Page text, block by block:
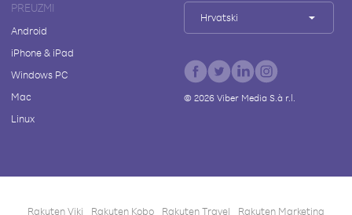
PREUZMI
Android
iPhone & iPad
Windows PC
Mac
Linux
Hrvatski
© 2026Viber Media S.à r.l.
Rakuten Viki Rakuten Kobo Rakuten Travel Rakuten Marketing